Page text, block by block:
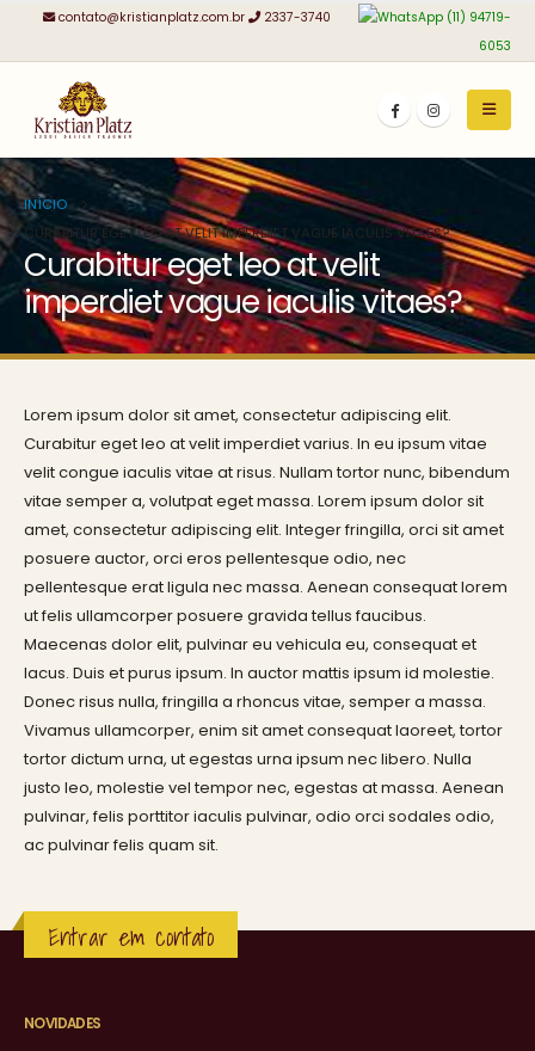
contato@kristianplatz.com.br 2337-3740
(11) 94719-
6053
INÍCIO
CURABITUR EGET LEO AT VELIT IMPERDIET VAGUE IACULIS VITAES?
Curabitur eget leo at velit
imperdiet vague iaculis vitaes?
Lorem ipsum dolor sit amet, consectetur adipiscing elit.
Curabitur eget leo at velit imperdiet varius. In eu ipsum vitae
velit congue iaculis vitae at risus. Nullam tortor nunc, bibendum
vitae semper a, volutpat eget massa. Lorem ipsum dolor sit
amet, consectetur adipiscing elit. Integer fringilla, orci sit amet
posuere auctor, orci eros pellentesque odio, nec
pellentesque erat ligula nec massa. Aenean consequat lorem
ut felis ullamcorper posuere gravida tellus faucibus.
Maecenas dolor elit, pulvinar eu vehicula eu, consequat et
lacus. Duis et purus ipsum. In auctor mattis ipsum id molestie.
Donec risus nulla, fringilla a rhoncus vitae, semper a massa.
Vivamus ullamcorper, enim sit amet consequat laoreet, tortor
tortor dictum urna, ut egestas urna ipsum nec libero. Nulla
justo leo, molestie vel tempor nec, egestas at massa. Aenean
pulvinar, felis porttitor iaculis pulvinar, odio orci sodales odio,
ac pulvinar felis quam sit.
Entrar em contato
NOVIDADES